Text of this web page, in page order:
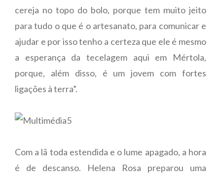
cereja no topo do bolo, porque tem muito jeito
para tudo o que é o artesanato, para comunicar e
ajudar e por isso tenho a certeza que ele é mesmo
a esperança da tecelagem aqui em Mértola,
porque, além disso, é um jovem com fortes
ligações à terra”.
Com a lã toda estendida e o lume apagado, a hora
é de descanso. Helena Rosa preparou uma